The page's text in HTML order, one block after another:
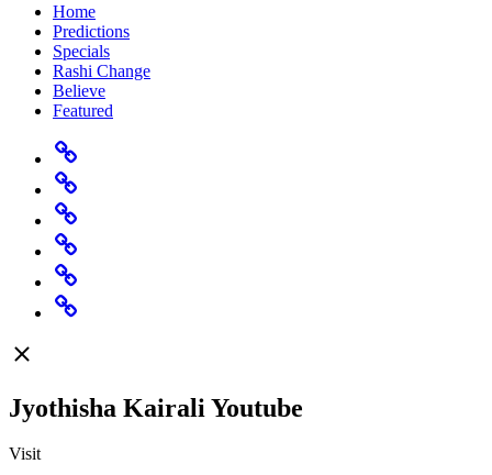
Home
Predictions
Specials
Rashi Change
Believe
Featured
Home
Predictions
Specials
Rashi
Change
Believe
Featured
Jyothisha Kairali Youtube
Visit